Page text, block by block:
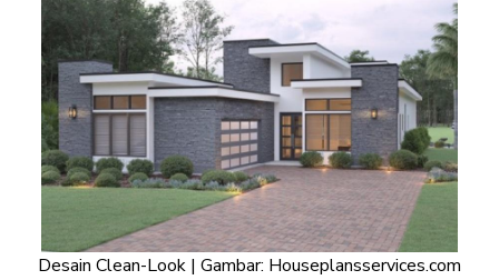
Desain Clean-Look | Gambar: Houseplansservices.com